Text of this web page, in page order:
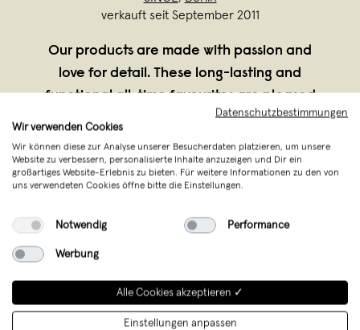
verkauft seit September 2011
Our products are made with passion and
love for detail. These long-lasting and
functional all-time favourites are pleased
to accompany you in your every day
adventures. We believe in simplicity and
aim to contribute to a healthy
environme...
Datenschutzbestimmungen
Wir verwenden Cookies
Wir können diese zur Analyse unserer Besucherdaten platzieren, um unsere
Website zu verbessern, personalisierte Inhalte anzuzeigen und Dir ein
großartiges Website-Erlebnis zu bieten. Für weitere Informationen zu den von
uns verwendeten Cookies öffne bitte die Einstellungen.
Notwendig Performance
Werbung
Alle Cookies akzeptieren ✓
Einstellungen anpassen